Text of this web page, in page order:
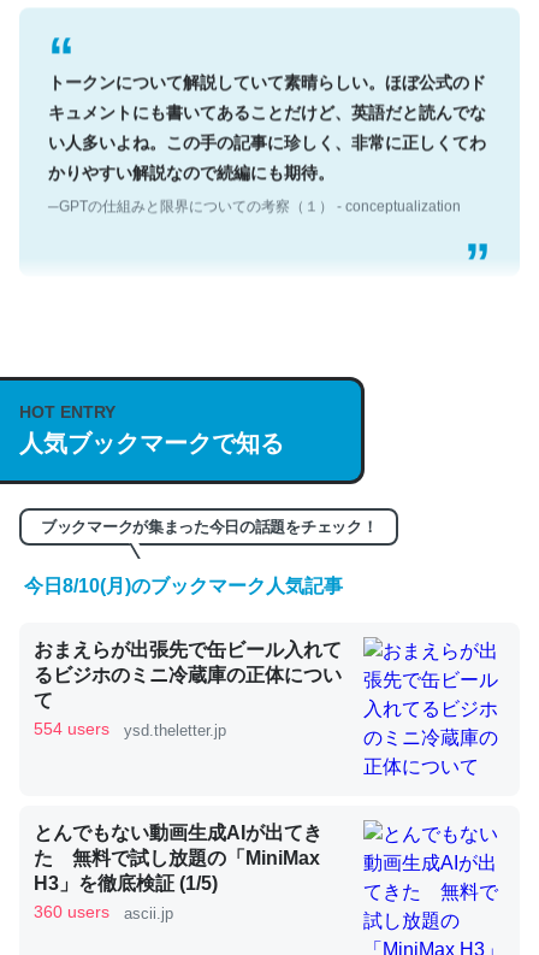
トークンについて解説していて素晴らしい。ほぼ公式のド
キュメントにも書いてあることだけど、英語だと読んでな
い人多いよね。この手の記事に珍しく、非常に正しくてわ
かりやすい解説なので続編にも期待。
─GPTの仕組みと限界についての考察（１） - conceptualization
説してる記事が少ないので貴重な良記事。/続編来た
https://isobe324649.hatenablog.com/entry/2023/03/27
/064121
─GPTの仕組みと限界についての考察（１） - conceptualization
くらい。小説でいう「ずっと前の伏線」は回収されないけ
ど、短期記憶というには多い分量。進化すればするほど分
かりやすく強くなりそう
─GPTの仕組みと限界についての考察（１） - conceptualization
昆虫ってカルシウム少ないのか。知らんかった。調べたら
コオロギのカルシウム分はエビの600分の1程度。
HOT ENTRY
人気ブックマークで知る
ブックマークが集まった今日の話題をチェック！
今日8/10(月)のブックマーク人気記事
おまえらが出張先で缶ビール入れて
るビジホのミニ冷蔵庫の正体につい
て
554 users ysd.theletter.jp
とんでもない動画生成AIが出てき
た 無料で試し放題の「MiniMax
H3」を徹底検証 (1/5)
360 users ascii.jp